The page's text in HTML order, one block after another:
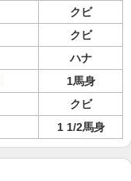
クビ
クビ
ハナ
1馬身
クビ
1 1/2馬身